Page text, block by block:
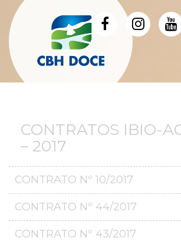
CONTRATOS IBIO-
– 2017
CONTRATO Nº 10/2017
CONTRATO Nº 44/2017
CONTRATO Nº 43/2017